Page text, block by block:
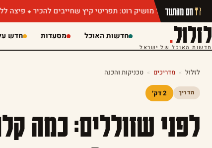
של מושיק רוט: תפריטי קיץ שחייבים להכיר פיצה ללא הגבלה חם מהתנור
לזלול.
חדשות האוכל של ישראל
חדשות האוכל מסעדות חדש
לזלול » מדריכים » טכניקות והכנה
מדריך 2 דק׳
לפני שזוללים: כמה